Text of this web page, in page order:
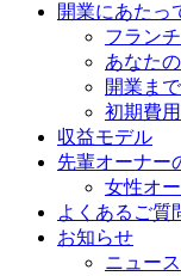
開業にあたっ
フラン
あなた
開業ま
初期費
収益モデル
先輩オーナー
女性オ
よくあるご質
お知らせ
ニュース